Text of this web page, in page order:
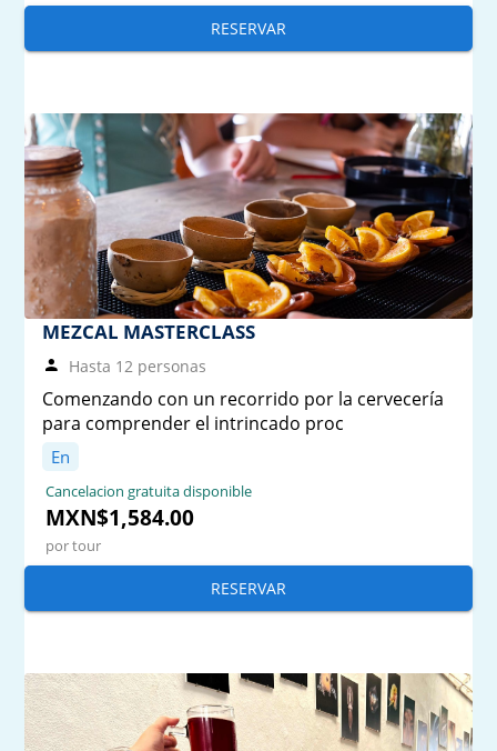
RESERVAR
MEZCAL MASTERCLASS
Hasta 12 personas
Comenzando con un recorrido por la cervecería
para comprender el intrincado proc
En
Cancelacion gratuita disponible
MXN$1,584.00
por tour
RESERVAR